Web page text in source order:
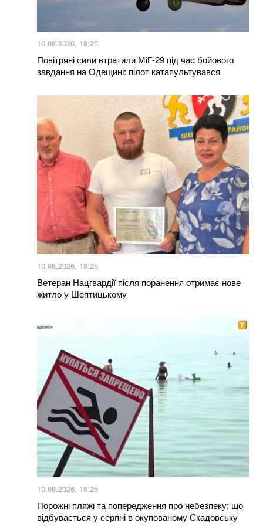
Рівень води підніметься до 20 см: українців
попереджають про затоплення
10.08.2026, 18:25
Повітряні сили втратили МіГ-29 під час бойового
завдання на Одещині: пілот катапультувався
10.08.2026, 18:25
Ветеран Нацгвардії після поранення отримає нове
житло у Шептицькому
10.08.2026, 18:25
Порожні пляжі та попередження про небезпеку: що
відбувається у серпні в окупованому Скадовську